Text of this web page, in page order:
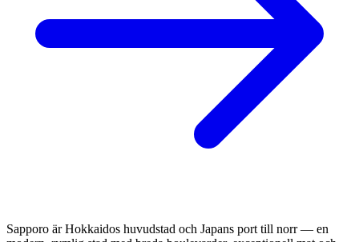
Sapporo är Hokkaidos huvudstad och Japans port till norr — en